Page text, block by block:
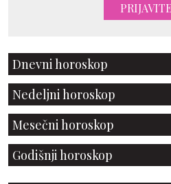
Dnevni horoskop
Nedeljni horoskop
Mesečni horoskop
Godišnji horoskop